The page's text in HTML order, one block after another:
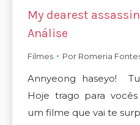
My dearest assassin
Análise
Filmes Por Romeria
Annyeong haseyo!
Hoje trago para vocês
um filme que vai te